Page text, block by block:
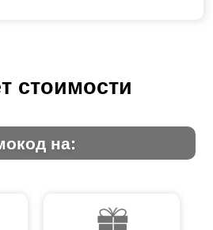
стоимости
на: